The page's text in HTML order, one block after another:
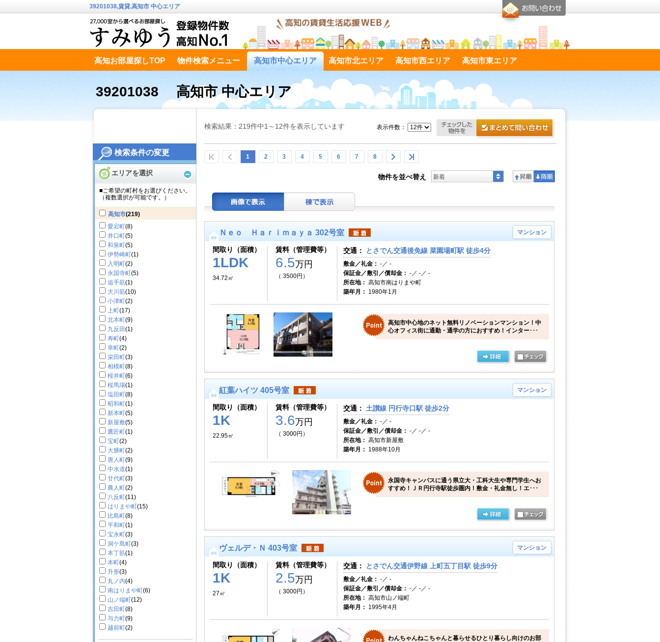
検索条件の変更
エリアを選択
■ご希望の町村をお選びください。
（複数選択が可能です。）
高知市(219)
愛宕町(8)
井口町(5)
和泉町(5)
伊勢崎町(1)
入明町(2)
永国寺町(5)
追手筋(1)
大川筋(10)
小津町(2)
上町(17)
北本町(9)
九反田(1)
寿町(4)
幸町(2)
栄田町(3)
相模町(8)
桜井町(6)
桜馬場(1)
塩田町(8)
昭和町(1)
新本町(5)
新屋敷(5)
鷹匠町(1)
宝町(2)
大膳町(2)
唐人町(9)
中水道(1)
廿代町(3)
農人町(2)
八反町(11)
はりまや町(15)
比島町(8)
平和町(1)
宝永町(3)
洞ケ島町(3)
本丁筋(1)
本町(4)
升形(3)
丸ノ内(4)
南はりまや町(6)
山ノ端町(12)
吉田町(8)
与力町(9)
越前町(2)
39201038,賃貸,高知市 中心エリア
高知お部屋探しTOP 物件検索メニュー 高知市中心エリア 高知市北エリア 高知市西エリア 高知市東エリア
テキストデータ
39201038 高知市 中心エリア
検索結果：219件中1～12件を表示しています
1 2 3 4 5 6 7 8
表示件数：
物件を並べ替え 新着
Ｎｅｏ Ｈａｒｉｍａｙａ 302号室 マンション
間取り（面積）
1LDK
34.72㎡
賃料（管理費等）
6.5万円
（ 3500円）
交通： とさでん交通後免線 菜園場町駅 徒歩4分
敷金／礼金： -／ -
保証金／敷引／償却金： -／ -／ -
所在地： 高知市南はりまや町
築年月： 1980年1月
高知市中心地のネット無料リノベーションマンション！中
心オフィス街に通勤・通学の方におすすめ！インター･･･
紅葉ハイツ 405号室 マンション
間取り（面積）
1K
22.95㎡
賃料（管理費等）
3.6万円
（ 3000円）
交通： 土讃線 円行寺口駅 徒歩2分
敷金／礼金： -／ -
保証金／敷引／償却金： -／ -／ -
所在地： 高知市新屋敷
築年月： 1988年10月
永国寺キャンパスに通う県立大・工科大生や専門学生へお
すすめ！ＪＲ円行寺駅徒歩圏内！敷金・礼金無し！エ･･･
ヴェルデ・Ｎ 403号室 マンション
間取り（面積）
1K
27㎡
賃料（管理費等）
2.5万円
（ 3000円）
交通： とさでん交通伊野線 上町五丁目駅 徒歩9分
敷金／礼金： -／ -
保証金／敷引／償却金： -／ -／ -
所在地： 高知市山ノ端町
築年月： 1995年4月
わんちゃんねこちゃんと暮らせるひとり暮らし向けのお部